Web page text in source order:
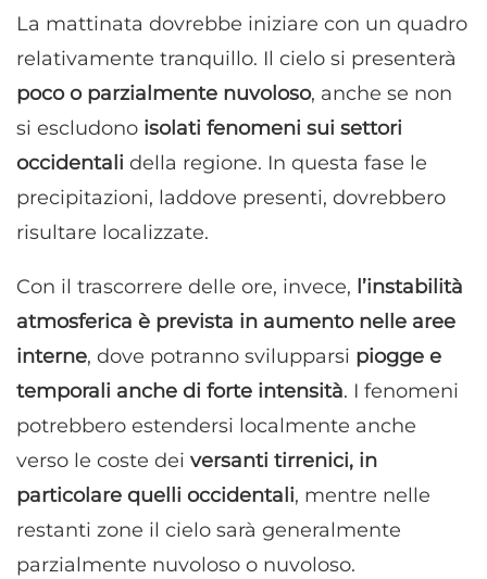
La mattinata dovrebbe iniziare con un quadro
relativamente tranquillo. Il cielo si presenterà
poco o parzialmente nuvoloso, anche se non
si escludono isolati fenomeni sui settori
occidentali della regione. In questa fase le
precipitazioni, laddove presenti, dovrebbero
risultare localizzate.
Con il trascorrere delle ore, invece, l’instabilità
atmosferica è prevista in aumento nelle aree
interne, dove potranno svilupparsi piogge e
temporali anche di forte intensità. I fenomeni
potrebbero estendersi localmente anche
verso le coste dei versanti tirrenici, in
particolare quelli occidentali, mentre nelle
restanti zone il cielo sarà generalmente
parzialmente nuvoloso o nuvoloso.